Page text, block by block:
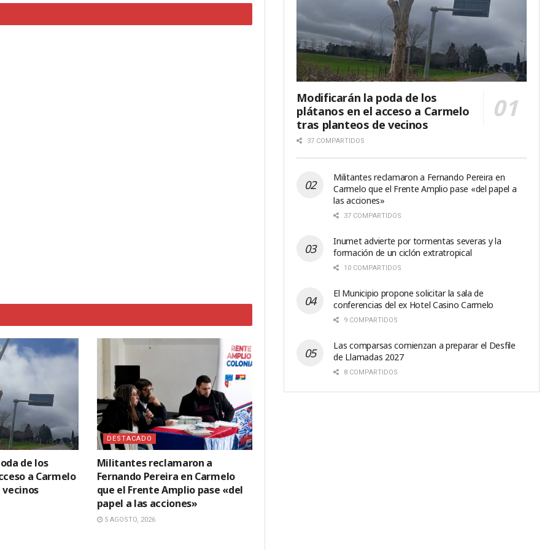
de los
a Carmelo
DESTACADO
Militantes reclamaron a
Fernando Pereira en Carmelo
que el Frente Amplio pase «del
papel a las acciones»
5 AGOSTO, 2026
Modificarán la poda de los
plátanos en el acceso a Carmelo
tras planteos de vecinos
37 COMPARTIDOS
Militantes reclamaron a Fernando Pereira en
Carmelo que el Frente Amplio pase «del papel a
las acciones»
37 COMPARTIDOS
Inumet advierte por tormentas severas y la
formación de un ciclón extratropical
10 COMPARTIDOS
El Municipio propone solicitar la sala de
conferencias del ex Hotel Casino Carmelo
9 COMPARTIDOS
Las comparsas comienzan a preparar el Desfile
de Llamadas 2027
8 COMPARTIDOS